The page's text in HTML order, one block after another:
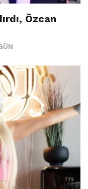
Özcan